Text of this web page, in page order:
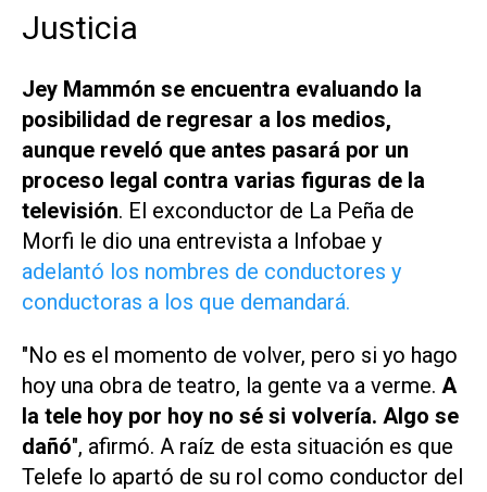
Justicia
Jey Mammón se encuentra evaluando la
posibilidad de regresar a los medios,
aunque reveló que antes pasará por un
proceso legal contra varias figuras de la
televisión. El exconductor de La Peña de
Morfi le dio una entrevista a Infobae y
adelantó los nombres de conductores y
conductoras a los que demandará.
"No es el momento de volver, pero si yo hago
hoy una obra de teatro, la gente va a verme. A
la tele hoy por hoy no sé si volvería. Algo se
dañó", afirmó. A raíz de esta situación es que
Telefe lo apartó de su rol como conductor del